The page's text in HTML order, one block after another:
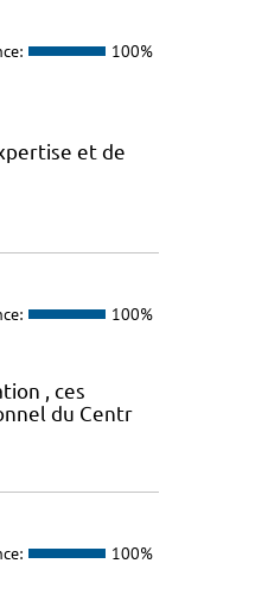
100%
et de
100%
, ces
du Centr
100%